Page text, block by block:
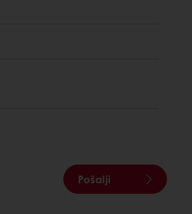
Pošalji